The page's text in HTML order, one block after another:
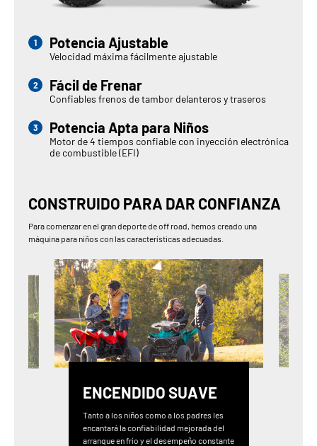
Potencia Ajustable
Velocidad máxima fácilmente ajustable
Fácil de Frenar
Confiables frenos de tambor delanteros y traseros
Potencia Apta para Niños
Motor de 4 tiempos confiable con inyección electrónica
de combustible (EFI)
CONSTRUIDO PARA DAR CONFIANZA
Para comenzar en el gran deporte de off road, hemos creado una
máquina para niños con las características adecuadas.
ENCENDIDO SUAVE
Tanto a los niños como a los padres les
encantará la confiabilidad mejorada del
arranque en frío y el desempeño constante